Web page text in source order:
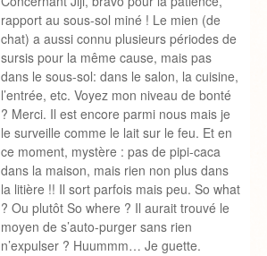
rapport au sous-sol miné ! Le mien (de
chat) a aussi connu plusieurs périodes de
sursis pour la même cause, mais pas
dans le sous-sol: dans le salon, la cuisine,
l’entrée, etc. Voyez mon niveau de bonté
? Merci. Il est encore parmi nous mais je
le surveille comme le lait sur le feu. Et en
ce moment, mystère : pas de pipi-caca
dans la maison, mais rien non plus dans
la litière !! Il sort parfois mais peu. So what
? Ou plutôt So where ? Il aurait trouvé le
moyen de s’auto-purger sans rien
n’expulser ? Huummm… Je guette.